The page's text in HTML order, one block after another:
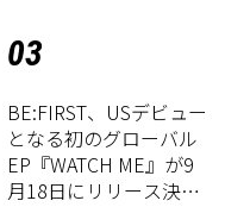
03
BE:FIRST、USデビュー
となる初のグローバル
EP『WATCH ME』が9
月18日にリリース決